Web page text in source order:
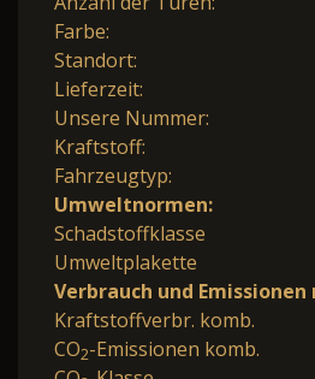
Farbe:
Standort:
Lieferzeit:
Unsere Nummer:
Kraftstoff:
Fahrzeugtyp:
Umweltnormen:
Schadstoffklasse
Umweltplakette
Verbrauch und Emissionen
Kraftstoffverbr. komb.
CO2-Emissionen komb.